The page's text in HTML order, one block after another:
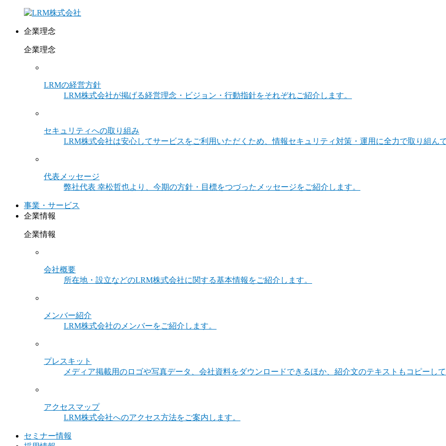
企業理念
企業理念
LRMの経営方針
LRM株式会社が掲げる経営理念・ビジョン・行動指針をそれぞれご紹介します。
セキュリティへの取り組み
LRM株式会社は安心してサービスをご利用いただくため、情報セキュリティ対策・運用に全力で取り組んで
代表メッセージ
弊社代表 幸松哲也より、今期の方針・目標をつづったメッセージをご紹介します。
事業・サービス
企業情報
企業情報
会社概要
所在地・設立などのLRM株式会社に関する基本情報をご紹介します。
メンバー紹介
LRM株式会社のメンバーをご紹介します。
プレスキット
メディア掲載用のロゴや写真データ、会社資料をダウンロードできるほか、紹介文のテキストもコピーし
アクセスマップ
LRM株式会社へのアクセス方法をご案内します。
セミナー情報